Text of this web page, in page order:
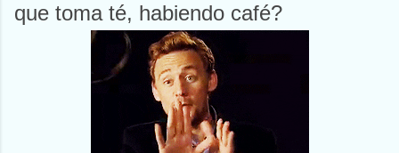
que toma té, habiendo café?